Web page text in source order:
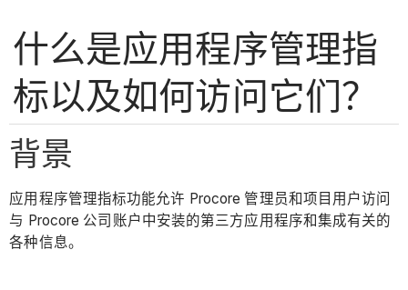
什么是应用程序管理指
标以及如何访问它们？
背景
应用程序管理指标功能允许 Procore 管理员和项目用户访问
与 Procore 公司账户中安装的第三方应用程序和集成有关的
各种信息。